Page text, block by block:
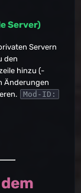
Server)
Servern
den
hinzu (-
Änderungen
Mod-ID: